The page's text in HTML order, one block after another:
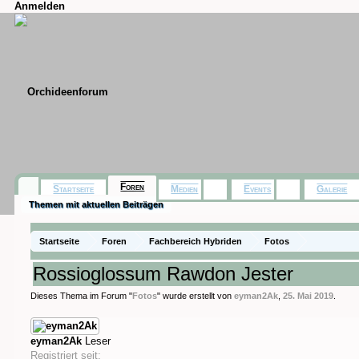
Anmelden
Startseite Foren Fachbereich Hybriden Fotos
Rossioglossum Rawdon Jester
Dieses Thema im Forum "Fotos" wurde erstellt voneyman2Ak ,25. Mai 2019
eyman2Ak Leser
Registriert seit:
Startseite Foren
Themen mit aktuellen Beiträgen
Medien Events Galerie